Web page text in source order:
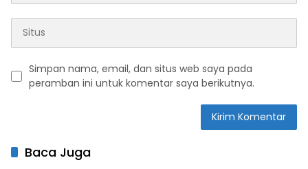
Simpan nama, email, dan situs web saya pada
peramban ini untuk komentar saya berikutnya.
Baca Juga